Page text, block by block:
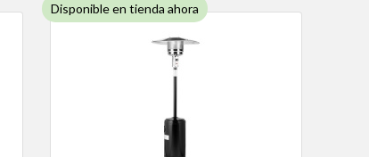
Disponible en tienda ahora